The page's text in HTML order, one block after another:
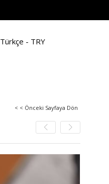
Türkçe - TRY
< < Önceki Sayfaya Dön